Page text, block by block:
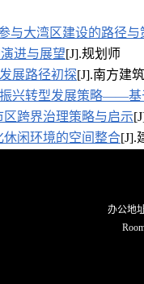
与大湾区建设的路径与
进与展望[J].规划师
展路径初探[J].南方建筑
兴转型发展策略——基
跨界治理策略与启示
闲环境的空间整合[J].
办公地